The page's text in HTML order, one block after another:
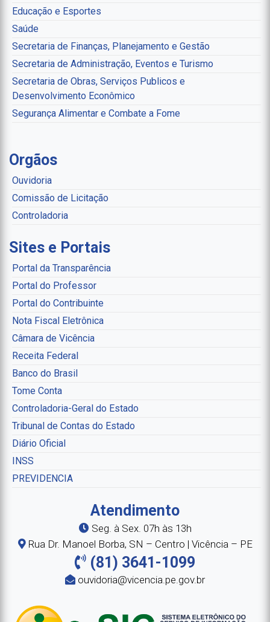
Educação e Esportes
Saúde
Secretaria de Finanças, Planejamento e Gestão
Secretaria de Administração, Eventos e Turismo
Secretaria de Obras, Serviços Publicos e
Desenvolvimento Econômico
Segurança Alimentar e Combate a Fome
Orgãos
Ouvidoria
Comissão de Licitação
Controladoria
Sites e Portais
Portal da Transparência
Portal do Professor
Portal do Contribuinte
Nota Fiscal Eletrônica
Câmara de Vicência
Receita Federal
Banco do Brasil
Tome Conta
Controladoria-Geral do Estado
Tribunal de Contas do Estado
Diário Oficial
INSS
PREVIDENCIA
Atendimento
Seg. à Sex. 07h às 13h
Rua Dr. Manoel Borba, SN – Centro | Vicência – PE
(81) 3641-1099
ouvidoria@vicencia.pe.gov.br